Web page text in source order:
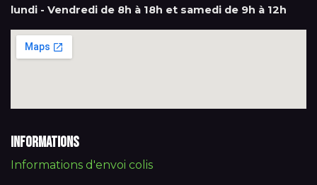
lundi - Vendredi de 8h à 18h et samedi de 9h à 12h
Informations
Informations d'envoi colis